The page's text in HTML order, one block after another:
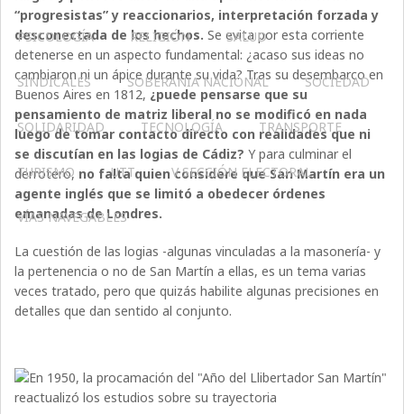
PSICOLOGÍA RELIGIÓN SALUD
SINDICALES SOBERANÍA NACIONAL SOCIEDAD
SOLIDARIDAD TECNOLOGÍA TRANSPORTE
TURISMO UTT V SECCIÓN ELECTORAL
VÍAS NAVEGABLES
“progresistas” y reaccionarios, interpretación forzada y
desconectada de los hechos.Se evita por esta corriente
detenerse en un aspecto fundamental: ¿acaso sus ideas no
cambiaron ni un ápice durante su vida? Tras su desembarco en
Buenos Aires en 1812, ¿puede pensarse que su
pensamiento de matriz liberal no se modificó en nada
luego de tomar contacto directo con realidades que ni
se discutían en las logias de Cádiz?Y para culminar el
derrotero, no falta quien considere que San Martín era un
agente inglés que se limitó a obedecer órdenes
emanadas de Londres.
La cuestión de las logias -algunas vinculadas a la masonería- y
la pertenencia o no de San Martín a ellas, es un tema varias
veces tratado, pero que quizás habilite algunas precisiones en
detalles que dan sentido al conjunto.